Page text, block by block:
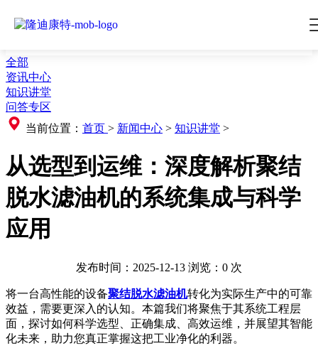
全部
资讯中心
知识讲堂
问答专区
当前位置： 首页 > 新闻中心 > 知识讲堂 >
从选型到运维：深度解析聚结
脱水滤油机的系统集成与科学
应用
发布时间：2025-12-13 浏览： 0 次
将一台高性能的设备聚结脱水滤油机转化为实际生产中的可靠
效益，需要更深入的认知。本篇我们将聚焦于其系统工程层
面，探讨如何科学选型、正确集成、高效运维，并展望其智能
化未来，助力您真正掌握这把工业净化的利器。